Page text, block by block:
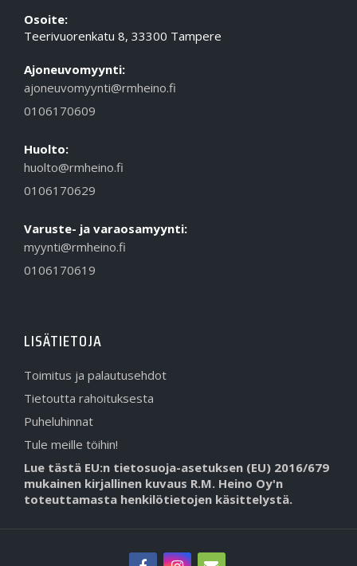
Osoite:
Teerivuorenkatu 8, 33300 Tampere
Ajoneuvomyynti:
ajoneuvomyynti@rmheino.fi
0106170609
Huolto:
huolto@rmheino.fi
0106170629
Varuste- ja varaosamyynti:
myynti@rmheino.fi
0106170619
LISÄTIETOJA
Toimitus ja palautusehdot
Tietoutta rahoituksesta
Puheluhinnat
Tule meille töihin!
Lue tästä EU:n tietosuoja-asetuksen (EU) 2016/679
mukainen kirjallinen kuvaus R.M. Heino Oy'n
toteuttamasta henkilötietojen käsittelystä.